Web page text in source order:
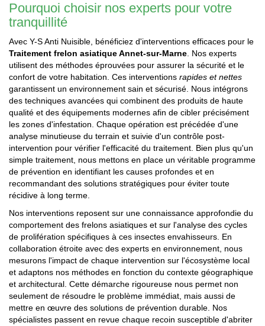
Pourquoi choisir nos experts pour votre
tranquillité
Avec Y-S Anti Nuisible, bénéficiez d'interventions efficaces pour le
Traitement frelon asiatique Annet-sur-Marne. Nos experts
utilisent des méthodes éprouvées pour assurer la sécurité et le
confort de votre habitation. Ces interventions rapides et nettes
garantissent un environnement sain et sécurisé. Nous intégrons
des techniques avancées qui combinent des produits de haute
qualité et des équipements modernes afin de cibler précisément
les zones d'infestation. Chaque opération est précédée d'une
analyse minutieuse du terrain et suivie d'un contrôle post-
intervention pour vérifier l'efficacité du traitement. Bien plus qu'un
simple traitement, nous mettons en place un véritable programme
de prévention en identifiant les causes profondes et en
recommandant des solutions stratégiques pour éviter toute
récidive à long terme.
Nos interventions reposent sur une connaissance approfondie du
comportement des frelons asiatiques et sur l'analyse des cycles
de prolifération spécifiques à ces insectes envahisseurs. En
collaboration étroite avec des experts en environnement, nous
mesurons l'impact de chaque intervention sur l'écosystème local
et adaptons nos méthodes en fonction du contexte géographique
et architectural. Cette démarche rigoureuse nous permet non
seulement de résoudre le problème immédiat, mais aussi de
mettre en œuvre des solutions de prévention durable. Nos
spécialistes passent en revue chaque recoin susceptible d'abriter